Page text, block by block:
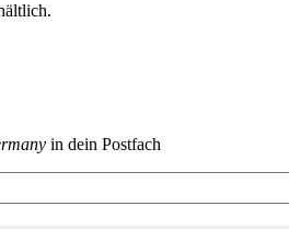
in dein Postfach